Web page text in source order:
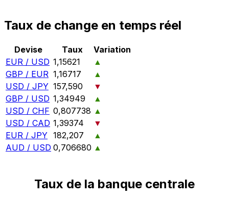
Taux de change en temps réel
Devise Taux
Variation
EUR / USD 1,15621
▲
GBP / EUR 1,16717
▲
USD / JPY 157,590
▼
GBP / USD 1,34949
▲
USD / CHF 0,807738 ▲
USD / CAD 1,39374
▼
EUR / JPY 182,207
▲
AUD / USD 0,706680 ▲
Taux de la banque centrale